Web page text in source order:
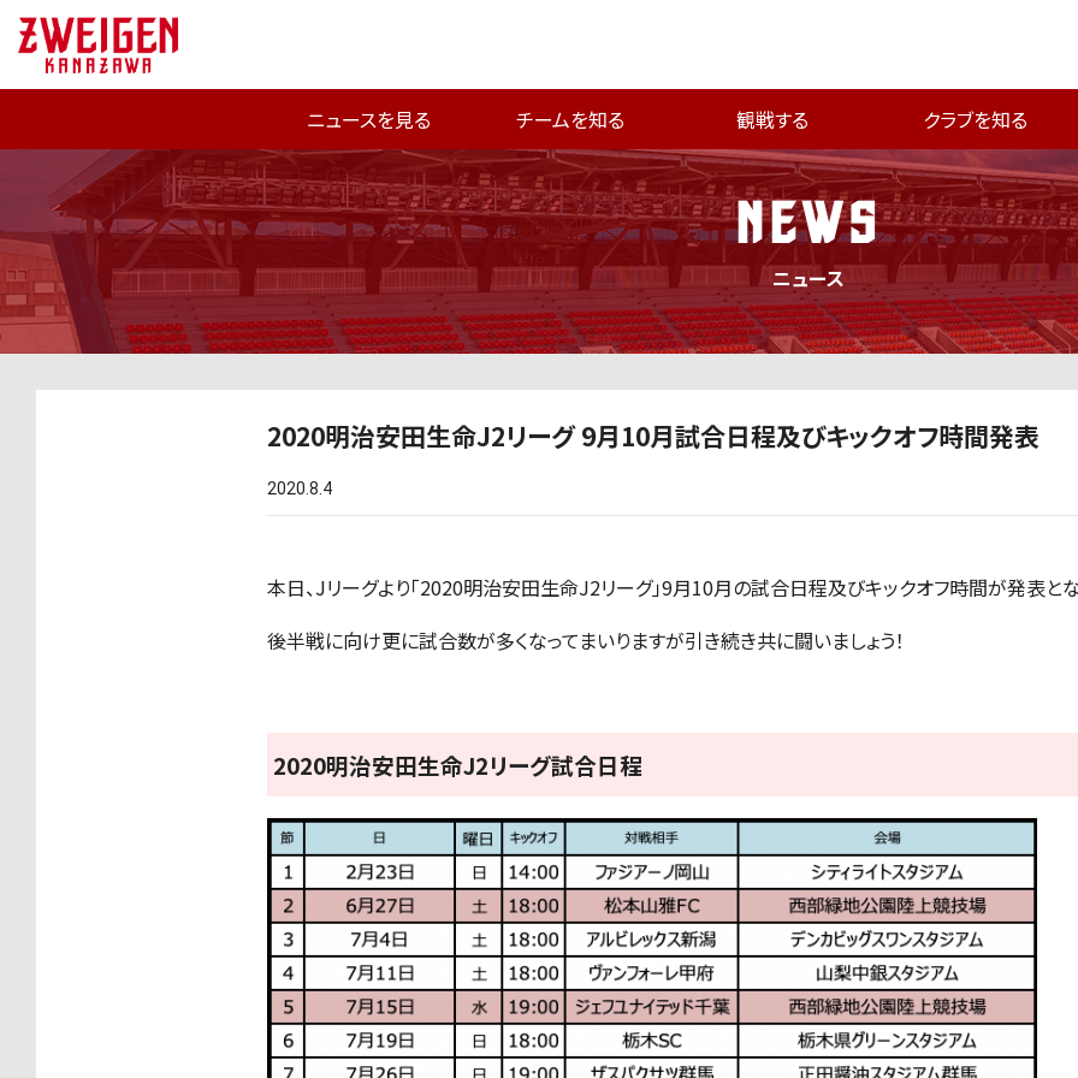
ニュースを見る チームを知る 観戦する クラブを知る
NEWS
ニュース
2020明治安田生命J2リーグ 9月10月試合日程及びキックオフ時間発表
2020.8.4
本日、Jリーグより「2020明治安田生命J2リーグ」9月10月の試合日程及びキックオフ時間が発表とな
後半戦に向け更に試合数が多くなってまいりますが引き続き共に闘いましょう！
2020明治安田生命J2リーグ試合日程